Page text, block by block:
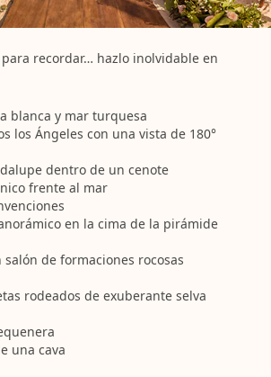
recordar… hazlo inolvidable en
blanca y mar turquesa
los Ángeles con una vista de 180°
dentro de un cenote
frente al mar
en la cima de la pirámide
salón de formaciones rocosas
rodeados de exuberante selva
una cava